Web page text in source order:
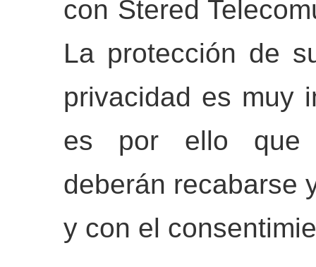
con Stered
La protección de
privacidad es muy
es por ello que
deberán recabarse
y con el